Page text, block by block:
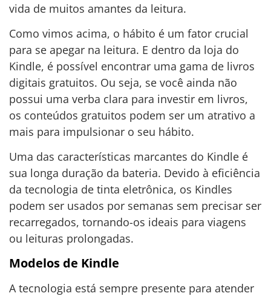
vida de muitos amantes da leitura.
Como vimos acima, o hábito é um fator crucial
para se apegar na leitura. E dentro da loja do
Kindle, é possível encontrar uma gama de livros
digitais gratuitos. Ou seja, se você ainda não
possui uma verba clara para investir em livros,
os conteúdos gratuitos podem ser um atrativo a
mais para impulsionar o seu hábito.
Uma das características marcantes do Kindle é
sua longa duração da bateria. Devido à eficiência
da tecnologia de tinta eletrônica, os Kindles
podem ser usados por semanas sem precisar ser
recarregados, tornando-os ideais para viagens
ou leituras prolongadas.
Modelos de Kindle
A tecnologia está sempre presente para atender